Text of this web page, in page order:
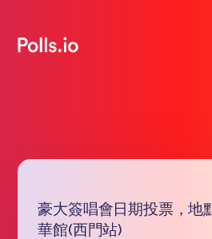
豪大簽唱會日期投票，地
華館(西門站)